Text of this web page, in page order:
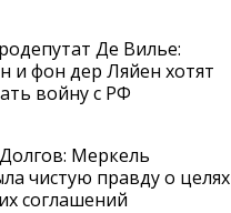
Де Вилье:
и фон дер Ляйен хотят
войну с РФ
Меркель
чистую правду о целях
соглашений